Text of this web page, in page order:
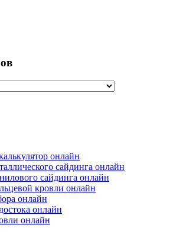
онлайн
сайдинга онлайн
сайдинга онлайн
кровли онлайн
онлайн
онлайн
онлайн